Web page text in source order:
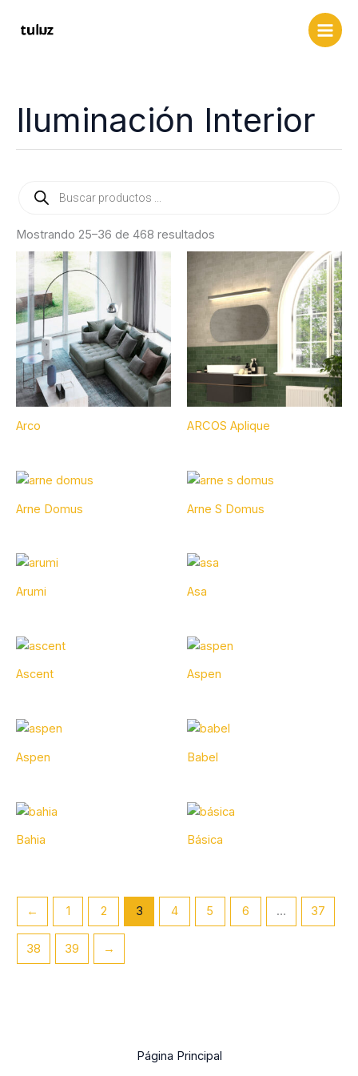
Iluminación Interior
productos
Mostrando 25–36 de 468 resultados
Arco ARCOS Aplique
Arne Domus Arne S Domus
Arumi Asa
Ascent Aspen
Aspen Babel
Bahia Básica
← 1 2 3 4 5 6 … 37
38 39 →
Página Principal